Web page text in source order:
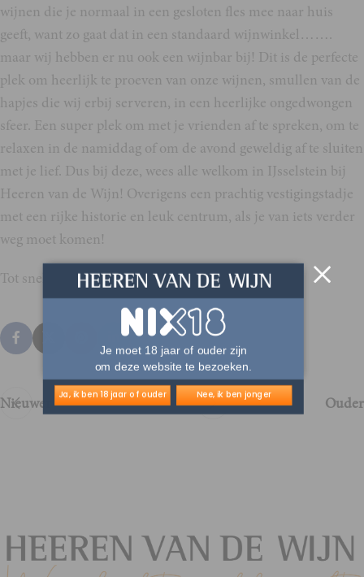
wijnen die je normaal in een gesloten fles mee naar huis
geeft, want zo gaat dat in een standaard wijnwinkel…….
maar wij hebben er nu ook een wijnbar bij! Dit is de perfecte
plek om heerlijk te proeven van onze wijnen, smullen van de
hapjes die wij erbij serveren, in een heerlijke ongedwongen
sfeer. Een super plek om met je vrienden af te spreken, om te
relaxen in de namiddag of om de avond geweldig af te sluiten
met je lief. Dus bij deze, wees alle welkom in IJsselstein bij
Heeren van de Wijn! Overigens een prachtig vestigingstadje
met een rijke historie en leuk centrum, als je van iets verder
weg moet komen!
Tot snel allemaal!
Nieuwer Ouder
Je moet 18 jaar of ouder zijn
om deze website te bezoeken.
Ja, ik ben 18 jaar of ouder Nee, ik ben jonger